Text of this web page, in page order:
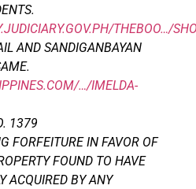
THEBOO…/
AND SANDIGANBAYAN
…/IMELDA-
1379
FORFEITURE IN FAVOR OF
FOUND TO HAVE
ACQUIRED BY ANY